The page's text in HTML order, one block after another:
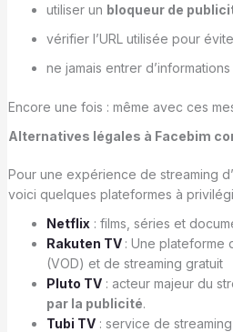
utiliser un bloqueur de
vérifier l’URL utilisée pour
ne jamais entrer
Encore une fois : même avec ces
Alternatives légales à Facebim
Pour une expérience de streaming
voici quelques plateformes à
Netflix : films, séries et
Rakuten TV : Une plateforme
(VOD) et de streaming gratuit
Pluto TV: acteur majeur du
par la publicité.
Tubi TV: service de streaming